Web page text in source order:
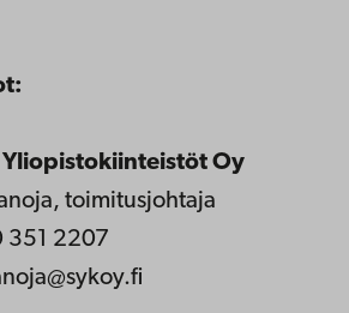
Yliopistokiinteistöt Oy
toimitusjohtaja
351 2207